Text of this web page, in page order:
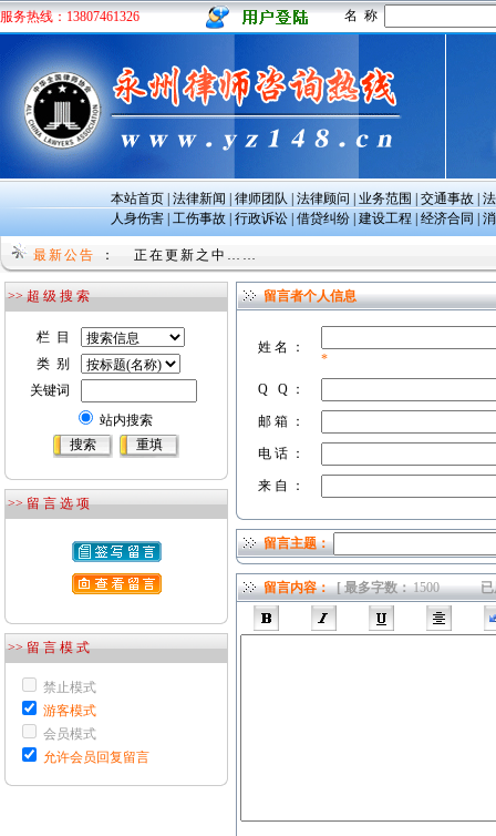
服务热线：13807461326 名 称
本站首页| 法律新闻 律师团队 法律顾问 业务范围 交通事故|
人身伤害| 工伤事故| 行政诉讼| 借贷纠纷| 建设工程 经济合同
最新公告 ：
undefined
正在更新之中……
>> 超 级 搜 索
栏 目
类 别
关键词
站内搜索
>> 留 言 选 项
>> 留 言 模 式
禁止模式
游客模式
会员模式
允许会员回复留言
留言者个人信息
姓 名 ：
*
Q Q ：
邮 箱 ：
电 话 ：
来 自 ：
留言主题：
留言内容：[ 最多字数： 已